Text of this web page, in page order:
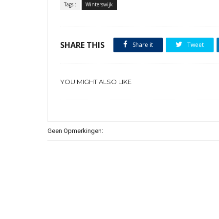
Tags : Winterswijk
SHARE THIS Share it Tweet
YOU MIGHT ALSO LIKE
Geen Opmerkingen: